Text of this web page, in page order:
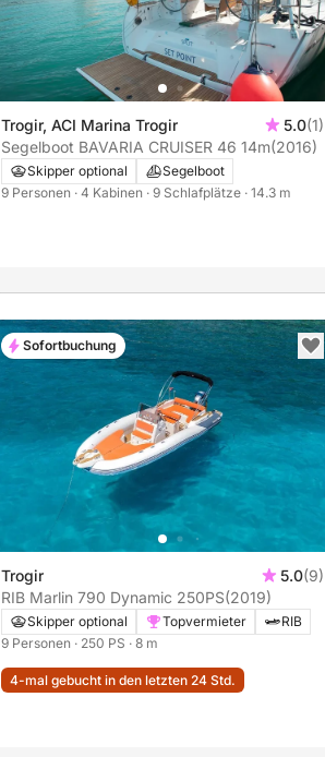
Trogir, ACI Marina Trogir 5.0(1)
Segelboot BAVARIA CRUISER 46 14m(2016)
Skipper optional
Segelboot
9 Personen · 4 Kabinen · 9 Schlafplätze · 14.3 m
Trogir 5.0(9)
RIB Marlin 790 Dynamic 250PS(2019)
Skipper optional Topvermieter
RIB
9 Personen · 250 PS · 8 m
4-mal gebucht in den letzten 24 Std.
Sofortbuchung